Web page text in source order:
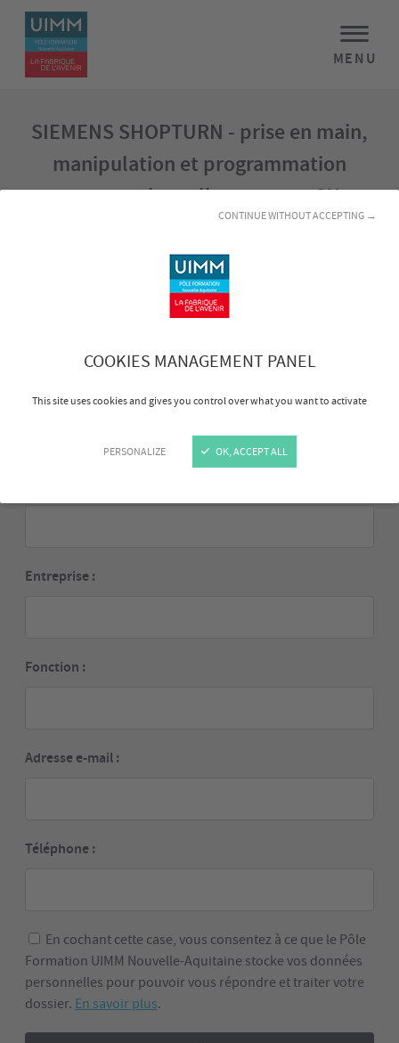
COOKIES MANAGEMENT PANEL
This site uses cookies and gives you control over what you want to activate
PERSONALIZE
CONTINUE WITHOUT ACCEPTING →
OK, ACCEPT ALL
MENU
SIEMENS SHOPTURN - prise en main,
manipulation et programmation
conversationnelle tournage CN
SIEMENS SHOPTURN - prise en main,
manipulation et programmation
Nom :
Entreprise :
Fonction :
Adresse e-mail :
Téléphone :
En cochant cette case, vous consentez à ce que le Pôle
Formation UIMM Nouvelle-Aquitaine stocke vos données
personnelles pour pouvoir vous répondre et traiter votre
dossier. En savoir plus.